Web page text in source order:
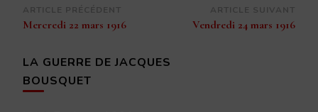
Navigation
d’article
Mercredi 22 mars 1916 Vendredi 24 mars 1916
LA GUERRE DE JACQUES
BOUSQUET